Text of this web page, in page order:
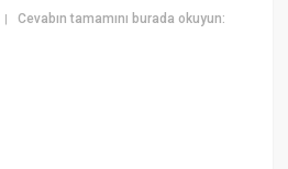
|Cevabın tamamını burada okuyun: